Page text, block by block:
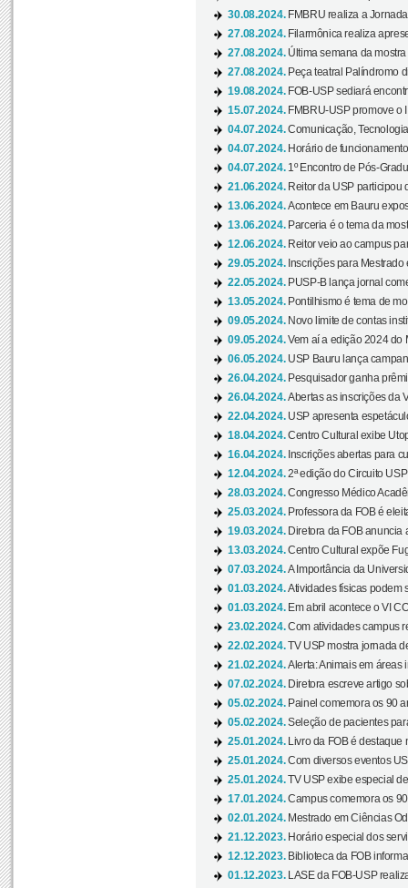
30.08.2024. FMBRU realiza a
27.08.2024. Filarmônica realiza
27.08.2024. Última semana da
27.08.2024. Peça teatral Palíndromo
19.08.2024. FOB-USP sediará
15.07.2024. FMBRU-USP promove o
04.07.2024.Comunicação,
04.07.2024. Horário de
04.07.2024. 1º Encontro de Pós-
21.06.2024. Reitor da USP participou
13.06.2024.Acontece em Bauru
13.06.2024. Parceria é o tema da
12.06.2024. Reitor veio ao campus
29.05.2024. Inscrições para
22.05.2024. PUSP-B lança jornal
13.05.2024. Pontilhismo é tema de
09.05.2024. Novo limite de contas
09.05.2024.Vem aí a edição 2024 do
06.05.2024. USP Bauru lança
26.04.2024. Pesquisador ganha
26.04.2024.Abertas as inscrições da
22.04.2024. USP apresenta
18.04.2024.Centro Cultural exibe
16.04.2024. Inscrições abertas para
12.04.2024.2ª edição do Circuito
28.03.2024.Congresso Médico
25.03.2024. Professora da FOB é
19.03.2024. Diretora da FOB anuncia
13.03.2024.Centro Cultural expõe
07.03.2024.A Importância da
01.03.2024.Atividades físicas podem
01.03.2024. Em abril acontece o VI
23.02.2024.Com atividades campus
22.02.2024.TV USP mostra jornada
21.02.2024.Alerta: Animais em áreas
07.02.2024. Diretora escreve artigo
05.02.2024. Painel comemora os 90
05.02.2024.Seleção de pacientes
25.01.2024.
Livro da FOB é destaque
25.01.2024.Com diversos eventos
25.01.2024.TV USP exibe especial
17.01.2024.Campus comemora os
02.01.2024. Mestrado em Ciências
21.12.2023. Horário especial dos
12.12.2023. Biblioteca da FOB
01.12.2023.
LASE da FOB-USP